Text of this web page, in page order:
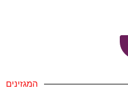
המגזינים